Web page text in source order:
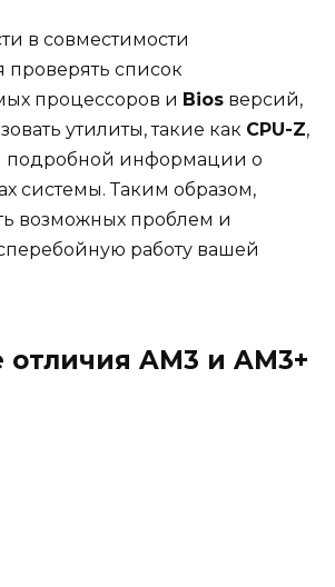
в совместимости
проверять список
процессоров и Bios версий,
утилиты, такие как CPU-Z,
подробной информации о
системы. Таким образом,
возможных проблем и
работу вашей
AM3 и AM3+